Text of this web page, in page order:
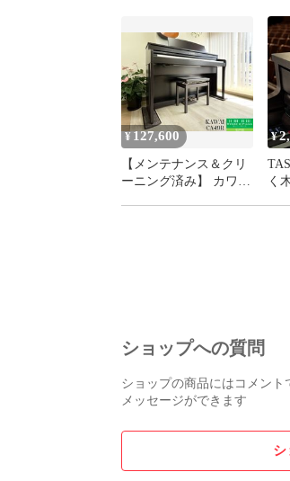
ノ 中古 88鍵盤 スリム
タイプ | 千葉・東京・
神奈川・埼玉・愛知限
定 中古電子ピアノ専
門店の配送設置込
ト
ノ 中
盤
千
埼
電
送
¥127,600
【メンテナンス＆クリ
ーニング済み】 カワイ
¥
く
ショップへの質問
ショップの商品にはコメント
メッセージができます
シ